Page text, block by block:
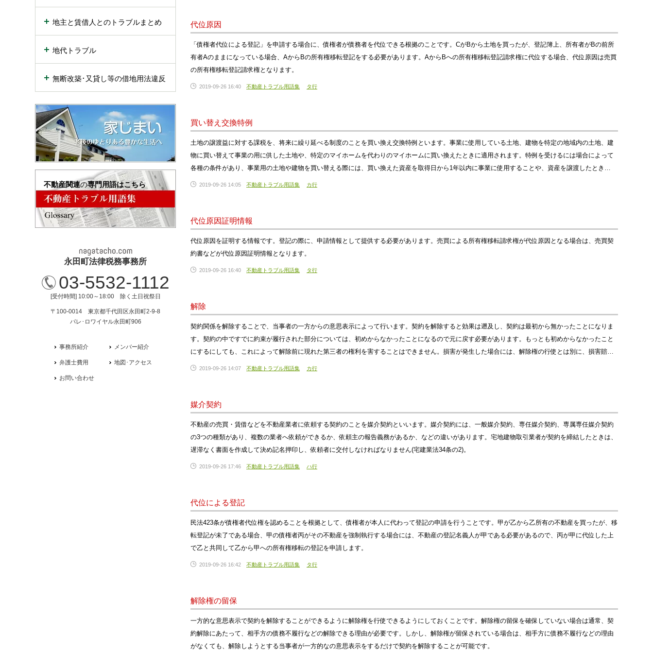
代位原因
「債権者代位による登記」を申請する場合に、債権者が債務者を代位できる根拠のことです。CがBから土地を買ったが、登記簿上、所有者がBの前所
有者Aのままになっている場合、AからBの所有権移転登記をする必要があります。AからBへの所有権移転登記請求権に代位する場合、代位原因は売買
の所有権移転登記請求権となります。
2019-09-26 16:40 不動産トラブル用語集 タ行
買い替え交換特例
土地の譲渡益に対する課税を、将来に繰り延べる制度のことを買い換え交換特例といます。事業に使用している土地、建物を特定の地域内の土地、建
物に買い替えて事業の用に供した土地や、特定のマイホームを代わりのマイホームに買い換えたときに適用されます。特例を受けるには場合によって
各種の条件があり、事業用の土地や建物を買い替える際には、買い換えた資産を取得日から1年以内に事業に使用することや、資産を譲渡したとき…
2019-09-26 14:05 不動産トラブル用語集 カ行
代位原因証明情報
代位原因を証明する情報です。登記の際に、申請情報として提供する必要があります。売買による所有権移転請求権が代位原因となる場合は、売買契
約書などが代位原因証明情報となります。
2019-09-26 16:40 不動産トラブル用語集 タ行
解除
契約関係を解除することで、当事者の一方からの意思表示によって行います。契約を解除すると効果は遡及し、契約は最初から無かったことになりま
す。契約の中ですでに約束が履行された部分については、初めからなかったことになるので元に戻す必要があります。もっとも初めからなかったこと
にするにしても、これによって解除前に現れた第三者の権利を害することはできません。損害が発生した場合には、解除権の行使とは別に、損害賠…
2019-09-26 14:07 不動産トラブル用語集 カ行
媒介契約
不動産の売買・賃借などを不動産業者に依頼する契約のことを媒介契約といいます。媒介契約には、一般媒介契約、専任媒介契約、専属専任媒介契約
の3つの種類があり、複数の業者へ依頼ができるか、依頼主の報告義務があるか、などの違いがあります。宅地建物取引業者が契約を締結したときは、
遅滞なく書面を作成して決め記名押印し、依頼者に交付しなければなりません(宅建業法34条の2)。
2019-09-26 17:46 不動産トラブル用語集 ハ行
代位による登記
民法423条が債権者代位権を認めることを根拠として、債権者が本人に代わって登記の申請を行うことです。甲が乙から乙所有の不動産を買ったが、移
転登記が未了である場合、甲の債権者丙がその不動産を強制執行する場合には、不動産の登記名義人が甲である必要があるので、丙が甲に代位した上
で乙と共同して乙から甲への所有権移転の登記を申請します。
2019-09-26 16:42 不動産トラブル用語集 タ行
解除権の留保
一方的な意思表示で契約を解除することができるように解除権を行使できるようにしておくことです。解除権の留保を確保していない場合は通常、契
約解除にあたって、相手方の債務不履行などの解除できる理由が必要です。しかし、解除権が留保されている場合は、相手方に債務不履行などの理由
がなくても、解除しようとする当事者が一方的なの意思表示をするだけで契約を解除することが可能です。
地主と賃借人とのトラブルまとめ
地代トラブル
無断改築･又貸し等の借地用法違反
不動産関連の専門用語はこちら
永田町法律税務事務所
03-5532-1112
[受付時間] 10:00～18:00 除く土日祝祭日
〒100-0014 東京都千代田区永田町2-9-8
パレ･ロワイヤル永田町906
事務所紹介 メンバー紹介
弁護士費用 地図･アクセス
お問い合わせ